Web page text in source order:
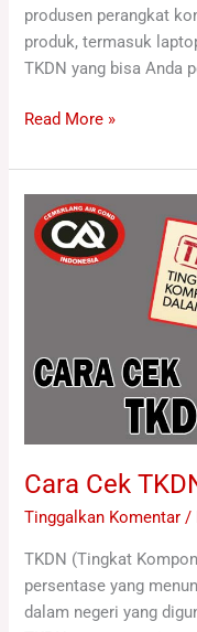
produsen perangkat
produk, termasuk
TKDN yang bisa Anda
Read More »
Cara Cek
Tinggalkan Komentar /
TKDN (Tingkat
persentase yang
dalam negeri yang
Cara
Cek
TKDN